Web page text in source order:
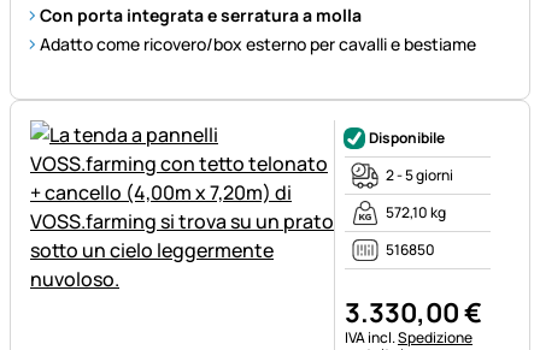
Con porta integrata e serratura a molla
Adatto come ricovero/box esterno per cavalli e bestiame
Disponibile
2 - 5 giorni
572,10 kg
516850
3.330,00€
Informazioni fiscali:
IVA incl.Spedizione